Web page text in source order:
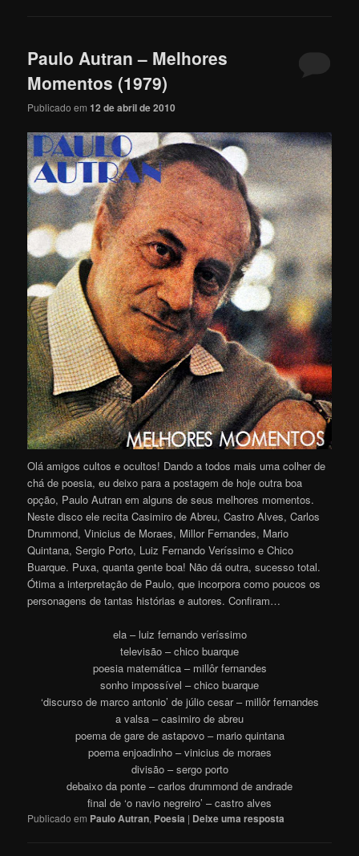
Paulo Autran – Melhores
Momentos (1979)
Publicado em12 de abril de 2010
Olá amigos cultos e ocultos! Dando a todos mais uma colher de
chá de poesia, eu deixo para a postagem de hoje outra boa
opção, Paulo Autran em alguns de seus melhores momentos.
Neste disco ele recita Casimiro de Abreu, Castro Alves, Carlos
Drummond, Vinicius de Moraes, Millor Fernandes, Mario
Quintana, Sergio Porto, Luiz Fernando Veríssimo e Chico
Buarque. Puxa, quanta gente boa! Não dá outra, sucesso total.
Ótima a interpretação de Paulo, que incorpora como poucos os
personagens de tantas histórias e autores. Confiram…
ela – luiz fernando veríssimo
televisão – chico buarque
poesia matemática – millôr fernandes
sonho impossível – chico buarque
‘discurso de marco antonio’ de júlio cesar – millôr fernandes
a valsa – casimiro de abreu
poema de gare de astapovo – mario quintana
poema enjoadinho – vinicius de moraes
divisão – sergo porto
debaixo da ponte – carlos drummond de andrade
final de ‘o navio negreiro’ – castro alves
Publicado em Paulo Autran, Poesia | Deixe uma resposta